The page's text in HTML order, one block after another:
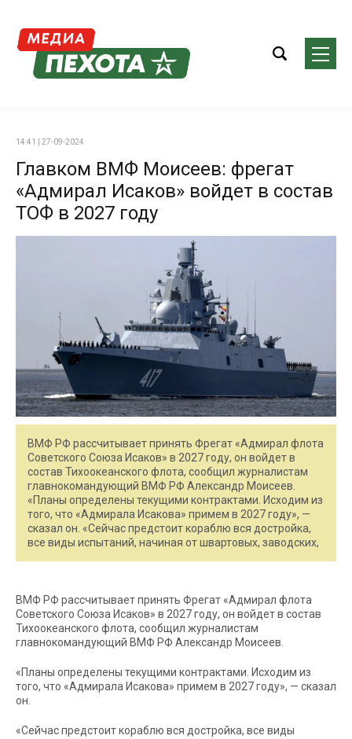
14:41 | 27-09-2024
Главком ВМФ Моисеев: фрегат
«Адмирал Исаков» войдет в состав
ТОФ в 2027 году
ВМФ РФ рассчитывает принять Фрегат «Адмирал флота
Советского Союза Исаков» в 2027 году, он войдет в
состав Тихоокеанского флота, сообщил журналистам
главнокомандующий ВМФ РФ Александр Моисеев.
«Планы определены текущими контрактами. Исходим из
того, что «Адмирала Исакова» примем в 2027 году», —
сказал он. «Сейчас предстоит кораблю вся достройка,
все виды испытаний, начиная от швартовых, заводских,
ВМФ РФ рассчитывает принять Фрегат «Адмирал флота
Советского Союза Исаков» в 2027 году, он войдет в состав
Тихоокеанского флота, сообщил журналистам
главнокомандующий ВМФ РФ Александр Моисеев.
«Планы определены текущими контрактами. Исходим из
того, что «Адмирала Исакова» примем в 2027 году», — сказал
он.
«Сейчас предстоит кораблю вся достройка, все виды